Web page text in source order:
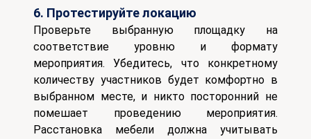
6. Протестируйте локацию
Проверьте выбранную площадку на
соответствие уровню и формату
мероприятия. Убедитесь, что конкретному
количеству участников будет комфортно в
выбранном месте, и никто посторонний не
помешает проведению мероприятия.
Расстановка мебели должна учитывать